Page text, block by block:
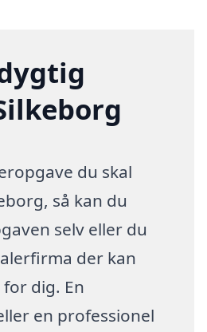
du skal
så kan du
selv eller du
der kan
dig. En
en professionel